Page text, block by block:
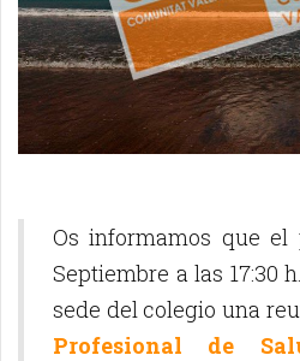
Os informamos que el
Septiembre a las 17:30
sede del colegio una
Profesional de